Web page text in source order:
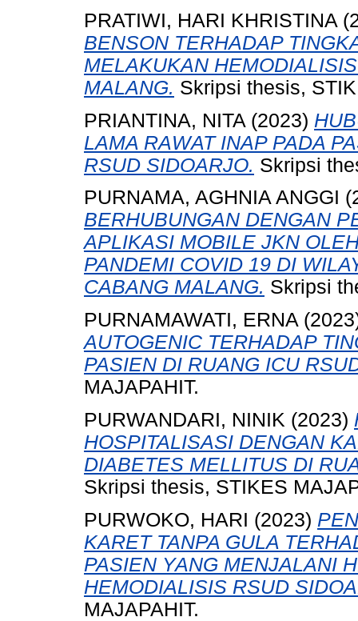
PRATIWI, HARI KHRISTINA
BENSON TERHADAP
MELAKUKAN
MALANG. Skripsi thesis,
PRIANTINA, NITA (2023)
LAMA RAWAT INAP PADA
RSUD SIDOARJO. Skripsi
PURNAMA, AGHNIA ANGGI
BERHUBUNGAN DENGAN
APLIKASI MOBILE JKN
PANDEMI COVID 19 DI
CABANG MALANG. Skripsi
PURNAMAWATI, ERNA
AUTOGENIC TERHADAP
PASIEN DI RUANG ICU
MAJAPAHIT.
PURWANDARI, NINIK (2023)
HOSPITALISASI DENGAN
DIABETES MELLITUS DI
Skripsi thesis, STIKES
PURWOKO, HARI (2023)
KARET TANPA GULA
PASIEN YANG MENJALANI
HEMODIALISIS RSUD
MAJAPAHIT.